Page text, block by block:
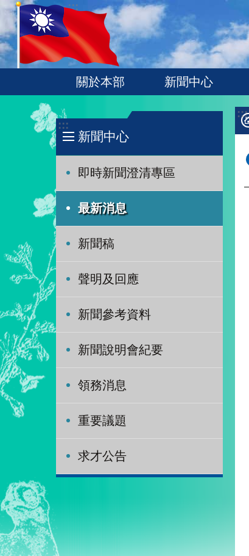
跳到主要內容區塊
:::
關於本部 新聞中心
:::
新聞中心
即時新聞澄清專區
最新消息
新聞稿
聲明及回應
新聞參考資料
新聞說明會紀要
領務消息
重要議題
求才公告
:::